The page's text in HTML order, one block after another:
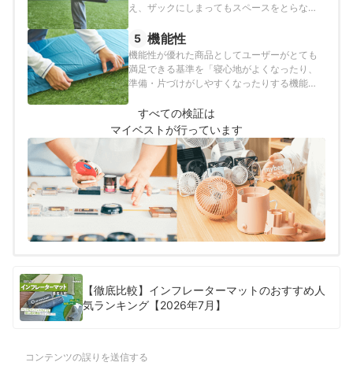
え、ザックにしまってもスペースをとらない
いました。
5 機能性
機能性が優れた商品としてユーザーがとても
満足できる基準を「寝心地がよくなったり、
準備・片づけがしやすくなったりする機能が
品」とし、以下の方法で各商品の検証を行い
ました。
すべての検証は
マイベストが行っています
【徹底比較】インフレーターマットのおすすめ人
気ランキング【2026年7月】
コンテンツの誤りを送信する